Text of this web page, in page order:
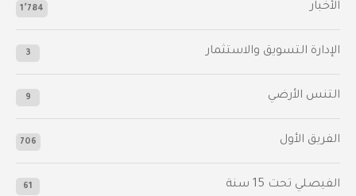
الأخبار 1٬784
الإدارة التسويق والاستثمار 3
التنس الأرضي 9
الفريق الأول 706
الفيصلي‬⁩ تحت 15 سنة 61